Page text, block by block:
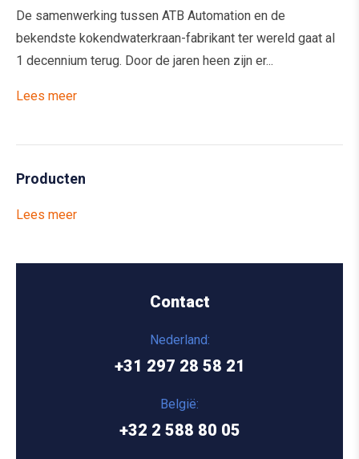
De samenwerking tussen ATB Automation en de
bekendste kokendwaterkraan-fabrikant ter wereld gaat al
1 decennium terug. Door de jaren heen zijn er...
Lees meer
Producten
Lees meer
Contact
Nederland:
+31 297 28 58 21
België:
+32 2 588 80 05